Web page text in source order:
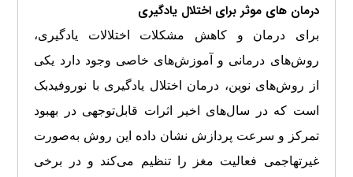
درمان های موثر برای اختلال یادگیری
برای درمان و کاهش مشکلات اختلالات یادگیری،
روش‌های درمانی و آموزش‌های خاصی وجود دارد یکی
از روش‌های نوین، درمان اختلال یادگیری با نوروفیدبک
است که در سال‌های اخیر اثرات قابل‌توجهی در بهبود
تمرکز و سرعت پردازش نشان داده این روش به‌صورت
غیرتهاجمی فعالیت مغز را تنظیم می‌کند و در برخی